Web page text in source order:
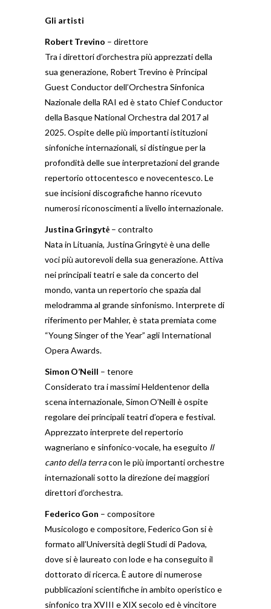
Gli artisti
Robert Trevino – direttore
Tra i direttori d’orchestra più apprezzati della
sua generazione, Robert Trevino è Principal
Guest Conductor dell’Orchestra Sinfonica
Nazionale della RAI ed è stato Chief Conductor
della Basque National Orchestra dal 2017 al
2025. Ospite delle più importanti istituzioni
sinfoniche internazionali, si distingue per la
profondità delle sue interpretazioni del grande
repertorio ottocentesco e novecentesco. Le
sue incisioni discografiche hanno ricevuto
numerosi riconoscimenti a livello internazionale.
Justina Gringytė – contralto
Nata in Lituania, Justina Gringytė è una delle
voci più autorevoli della sua generazione. Attiva
nei principali teatri e sale da concerto del
mondo, vanta un repertorio che spazia dal
melodramma al grande sinfonismo. Interprete di
riferimento per Mahler, è stata premiata come
“Young Singer of the Year” agli International
Opera Awards.
Simon O’Neill – tenore
Considerato tra i massimi Heldentenor della
scena internazionale, Simon O’Neill è ospite
regolare dei principali teatri d’opera e festival.
Apprezzato interprete del repertorio
wagneriano e sinfonico-vocale, ha eseguito Il
canto della terracon le più importanti orchestre
internazionali sotto la direzione dei maggiori
direttori d’orchestra.
Federico Gon – compositore
Musicologo e compositore, Federico Gon si è
formato all’Università degli Studi di Padova,
dove si è laureato con lode e ha conseguito il
dottorato di ricerca. È autore di numerose
pubblicazioni scientifiche in ambito operistico e
sinfonico tra XVIII e XIX secolo ed è vincitore